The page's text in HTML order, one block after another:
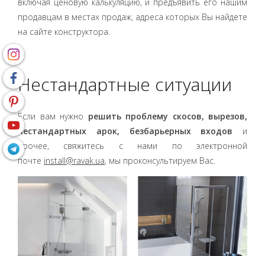
продавцам в местах продаж, адреса которых Вы найдете
на сайте конструктора.
Нестандартные ситуации
Если вам нужно решить проблему скосов, вырезов,
нестандартных арок, безбарьерных входов и
прочее, свяжитесь с нами по электронной
почте install@ravak.ua, мы проконсультир­уем Вас.